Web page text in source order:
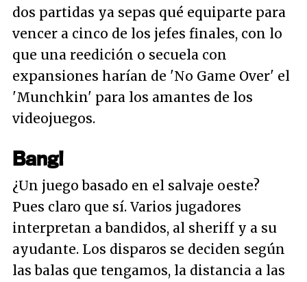
dos partidas ya sepas qué equiparte para
vencer a cinco de los jefes finales, con lo
que una reedición o secuela con
expansiones harían de 'No Game Over' el
'Munchkin' para los amantes de los
videojuegos.
Bang!
¿Un juego basado en el salvaje oeste?
Pues claro que sí. Varios jugadores
interpretan a bandidos, al sheriff y a su
ayudante. Los disparos se deciden según
las balas que tengamos, la distancia a las